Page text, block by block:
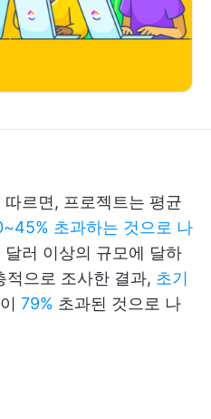
르면, 프로젝트는 평균
초과하는 것으로 나
달러 이상의 규모에 달하
적으로 조사한 결과, 초기
79% 초과된 것으로 나